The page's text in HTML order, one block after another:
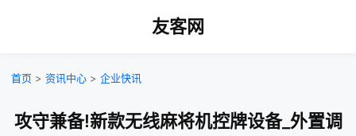
友客网
首页 > 资讯中心 > 企业快讯
攻守兼备!新款无线麻将机控牌设备_外置调